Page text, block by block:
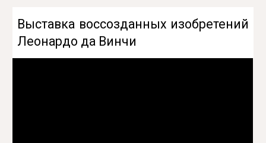
Выставка воссозданных изобретений
Леонардо да Винчи